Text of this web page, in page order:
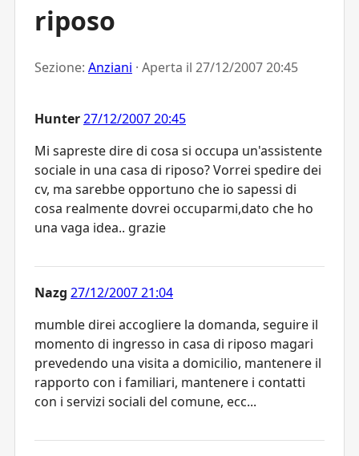
riposo
Sezione: Anziani · Aperta il 27/12/2007 20:45
Hunter27/12/2007 20:45
Mi sapreste dire di cosa si occupa un'assistente
sociale in una casa di riposo? Vorrei spedire dei
cv, ma sarebbe opportuno che io sapessi di
cosa realmente dovrei occuparmi,dato che ho
una vaga idea.. grazie
Nazg 27/12/2007 21:04
mumble direi accogliere la domanda, seguire il
momento di ingresso in casa di riposo magari
prevedendo una visita a domicilio, mantenere il
rapporto con i familiari, mantenere i contatti
con i servizi sociali del comune, ecc...